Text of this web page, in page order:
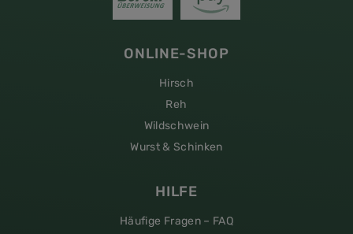
ONLINE-SHOP
Hirsch
Reh
Wildschwein
Wurst & Schinken
HILFE
Häufige Fragen – FAQ